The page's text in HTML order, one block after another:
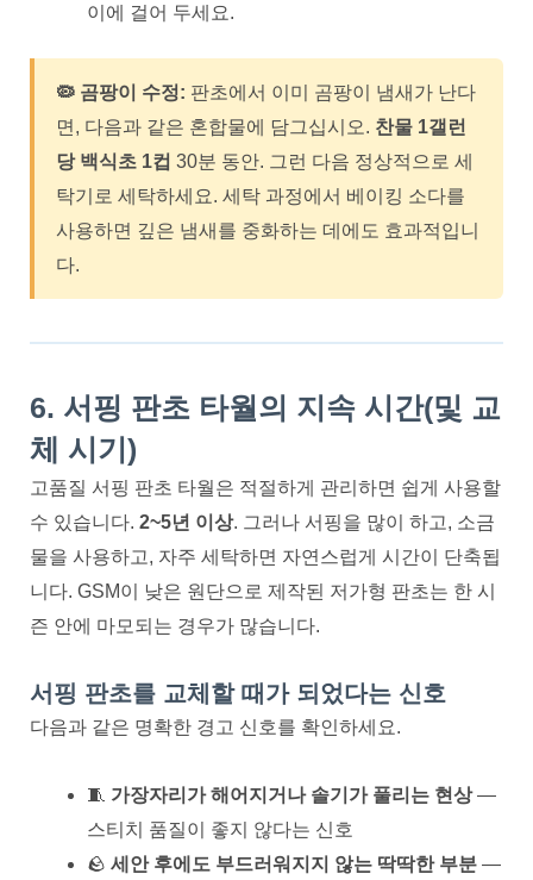
이에 걸어 두세요.
🦠 곰팡이 수정: 판초에서 이미 곰팡이 냄새가 난다
면, 다음과 같은 혼합물에 담그십시오. 찬물 1갤런
당 백식초 1컵 30분 동안. 그런 다음 정상적으로 세
탁기로 세탁하세요. 세탁 과정에서 베이킹 소다를
사용하면 깊은 냄새를 중화하는 데에도 효과적입니
다.
6. 서핑 판초 타월의 지속 시간(및 교
체 시기)
고품질 서핑 판초 타월은 적절하게 관리하면 쉽게 사용할
수 있습니다. 2~5년 이상. 그러나 서핑을 많이 하고, 소금
물을 사용하고, 자주 세탁하면 자연스럽게 시간이 단축됩
니다. GSM이 낮은 원단으로 제작된 저가형 판초는 한 시
즌 안에 마모되는 경우가 많습니다.
서핑 판초를 교체할 때가 되었다는 신호
다음과 같은 명확한 경고 신호를 확인하세요.
🧵 가장자리가 해어지거나 솔기가 풀리는 현상—
스티치 품질이 좋지 않다는 신호
🪨 세안 후에도 부드러워지지 않는 딱딱한 부분 —